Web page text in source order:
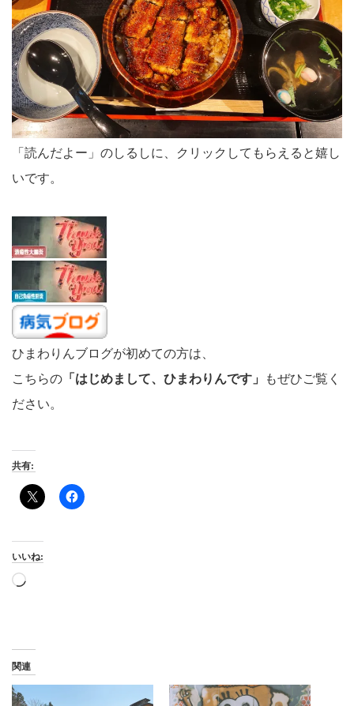
「読んだよー」のしるしに、クリックしてもらえると嬉し
いです。
ひまわりんブログが初めての方は、
こちらの 「はじめまして、ひまわりんです」
もぜひご覧く
ださい。
共有:
いいね:
読
関連